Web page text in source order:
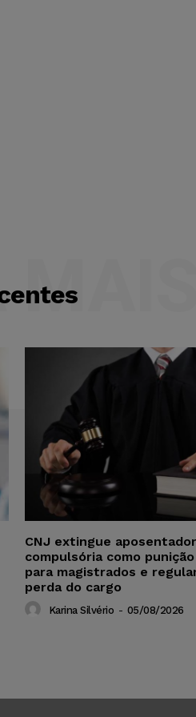
CNJ extingue
compulsória como
para magistrados e
perda do cargo
Karina Silvério - 05/08/2026